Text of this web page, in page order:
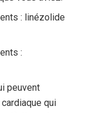
: linézolide
:
peuvent
qui